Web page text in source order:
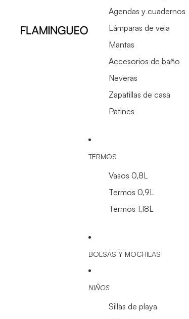
Agendas y cuadernos
Lámparas de vela
Mantas
Accesorios de baño
Neveras
Zapatillas de casa
Patines
TERMOS
Vasos 0,8L
Termos 0,9L
Termos 1,18L
BOLSAS Y MOCHILAS
NIÑOS
Sillas de playa